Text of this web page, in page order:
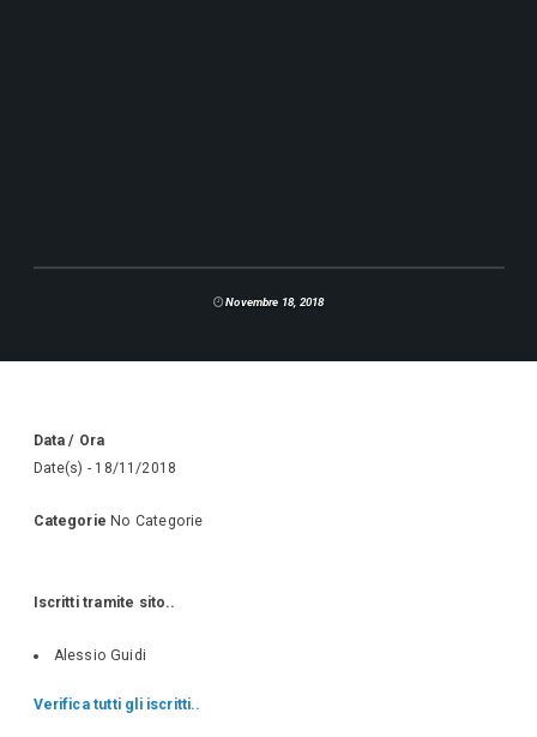
Novembre 18, 2018
Data / Ora
Date(s) - 18/11/2018
Categorie No Categorie
Iscritti tramite sito..
Alessio Guidi
Verifica tutti gli iscritti..